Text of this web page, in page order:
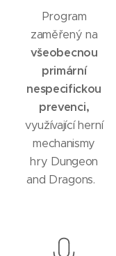
Program
zaměřený na
všeobecnou
primární
nespecifickou
prevenci,
využívající herní
mechanismy
hry Dungeon
and Dragons.